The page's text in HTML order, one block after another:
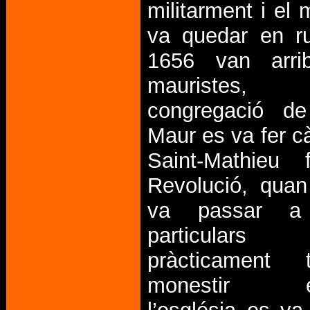
militarment i el
va quedar en
1656 van
congregació
Maur es va fer
Saint-
Revolució,
va passar a
monestir